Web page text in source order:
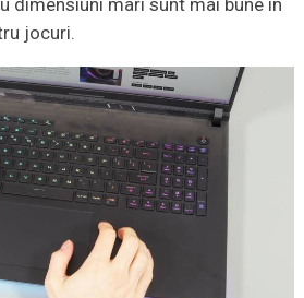
dimensiuni mari sunt mai bune în
jocuri.